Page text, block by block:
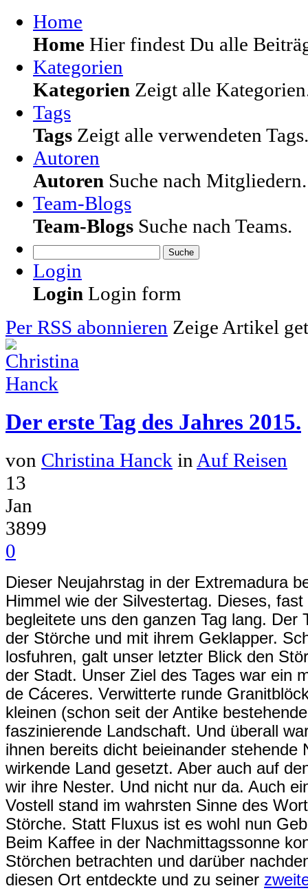
Home
Home Hier findest Du alle
Kategorien
Kategorien Zeigt alle
Tags
Tags Zeigt alle verwendeten Tags.
Autoren
Autoren Suche nach Mitgliedern.
Team-Blogs
Team-Blogs Suche nach Teams.
Suche
Login
Login Login form
Per RSS abonnieren Zeige Artikel
Der erste Tag des Jahres 2015.
von Christina Hanck in Auf Reisen
13
Jan
3899
0
Dieser Neujahrstag in der Extremadura
Himmel wie der Silvestertag. Dieses,
begleitete uns den ganzen Tag lang. Der
der Störche und mit ihrem Geklapper.
losfuhren, galt unser letzter Blick den
der Stadt. Unser Ziel des Tages war ein
de Cáceres. Verwitterte runde
kleinen (schon seit der Antike
faszinierende Landschaft. Und überall
ihnen bereits dicht beieinander stehende
wirkende Land gesetzt. Aber auch auf
wir ihre Nester. Und nicht nur da. Auch
Vostell stand im wahrsten Sinne des
Störche. Statt Fluxus ist es wohl nun
Beim Kaffee in der Nachmittagssonne
Störchen betrachten und darüber
diesen Ort entdeckte und zu seiner